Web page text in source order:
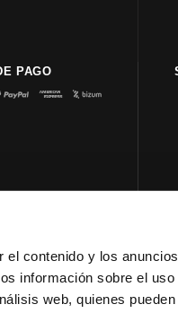
contenido y los
información sobre el
web, quienes
PAGO